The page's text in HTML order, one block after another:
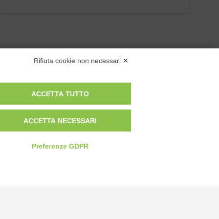
Cookie Policy
Rifiuta cookie non necessari ✕
ACCETTA TUTTO
ACCETTA NECESSARI
Preferenze GDPR